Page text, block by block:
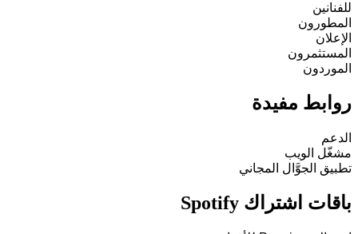
للفنانين
المطورون
الإعلان
المستثمرون
الموردون
روابط مفيدة
الدعم
مشغّل الويب
تطبيق الجوَّال المجاني
باقات اشتراك Spotify